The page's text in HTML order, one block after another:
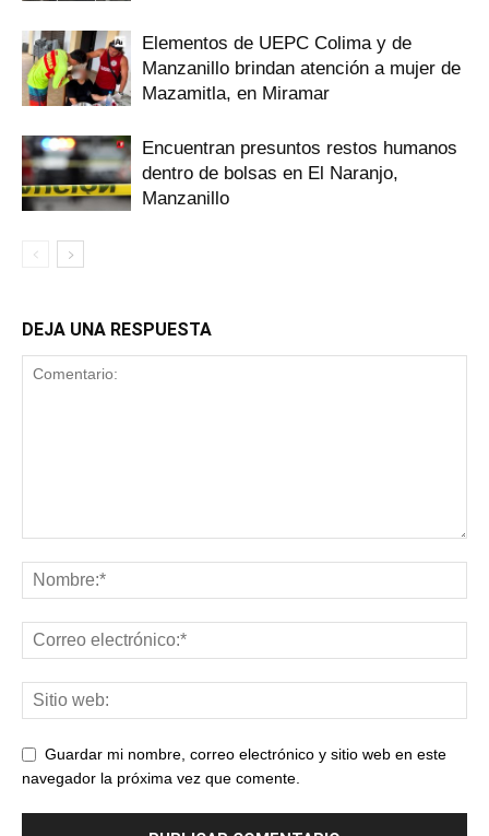
Elementos de UEPC Colima y de
Manzanillo brindan atención a mujer de
Mazamitla, en Miramar
Encuentran presuntos restos humanos
dentro de bolsas en El Naranjo,
Manzanillo
DEJA UNA RESPUESTA
Guardar mi nombre, correo electrónico y sitio web en este
navegador la próxima vez que comente.